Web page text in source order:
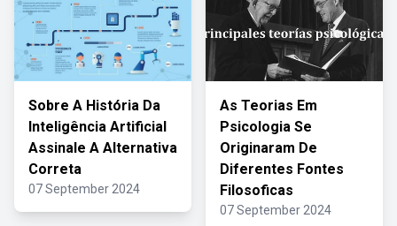
Sobre A História Da
Inteligência Artificial
Assinale A Alternativa
Correta
07 September 2024
As Teorias Em
Psicologia Se
Originaram De
Diferentes Fontes
Filosoficas
07 September 2024